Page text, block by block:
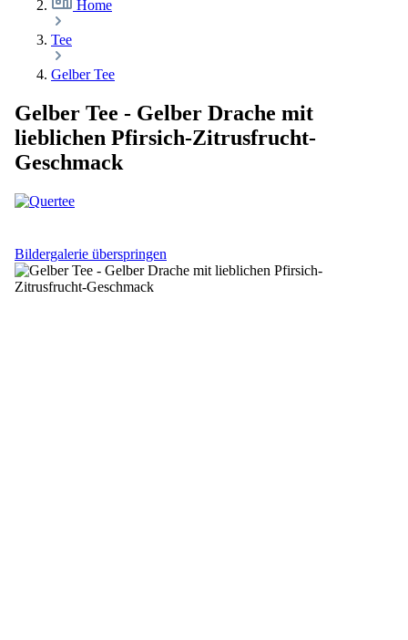
Home
Tee
Gelber Tee
Gelber Tee - Gelber Drache mit
lieblichen Pfirsich-Zitrusfrucht-
Geschmack
Bildergalerie überspringen